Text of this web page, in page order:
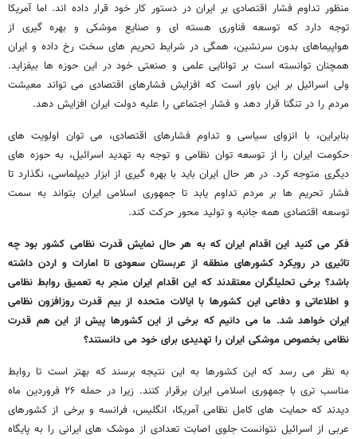
منظور تداوم فشار اقتصادی بر ایران در دستور کار خود قرار داده اند. اما آمریکا
توجه دارد که توسعه فناوری هسته ای و صنایع موشکی و بهره گیری از
هواپیماهای بدون سرنشین، همگی در شرایط تحریم های سخت رخ داده و ایران
همچنان توانسته است بر توانایی علمی و صنعتی خود در این حوزه ها بیفزاید.
ولی اسرائیل بر این باور است که افزایش فشارهای اقتصادی می تواند معیشت
مردم را در تنگنا قرار دهد و فشار اجتماعی را علیه دولت ایران افزایش دهد.
بنابراین، با انزوای سیاسی و تداوم فشارهای اقتصادی، می توان اولویت های
حکومت ایران را از توسعه توان نظامی و توجه به تهدید اسرائیل، به حوزه های
دیگری متوجه کرد. در هر حال ایران باید با بهره گیری از ابزار دیپلماسی، نگذارد تا
فشار تحریم ها بر مردم تداوم یابد تا جمهوری اسلامی ایران بتواند به سمت
توسعه اقتصادی همه جانبه و تولید محور حرکت کند.
فکر می کنید این اقدام ایران که به هر حال نمایش قدرت نظامی کشور بود چه
تاثیری در رویکرد کشورهای منطقه از عربستان سعودی تا امارات و اردن داشته
باشد؟ برخی تحلیلگران معتقدند که این اقدام ایران منجر به تعمیق روابط نظامی
و اطلاعاتی و دفاعی این کشورها با ایالات متحده از بیم قدرت روزافزون نظامی
ایران خواهد شد. ما می دانیم که برخی از این کشورها پیش از این هم قدرت
نظامی بخصوص موشکی ایران را تهدیدی برای خود می دانستند؟
به نظر می رسد که این کشورها به این نتیجه برسند که بهتر است تا روابط
مناسب تری با جمهوری اسلامی ایران برقرار کنند. زیرا در حمله ۲۶ فروردین ماه
دیدند که حمایت های کامل نظامی آمریکا، انگلیس، فرانسه و برخی از کشورهای
عربی از اسرائیل نتوانست جلوی اصابت تعدادی از موشک های ایرانی را به پایگاه